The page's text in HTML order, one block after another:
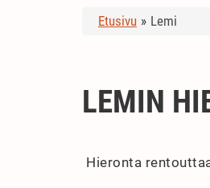
Etusivu » Lemi
LEMIN
Hieronta